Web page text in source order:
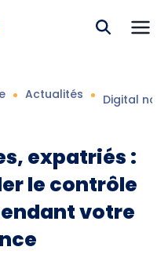
Actualités Digital
expatriés :
le contrôle
votre